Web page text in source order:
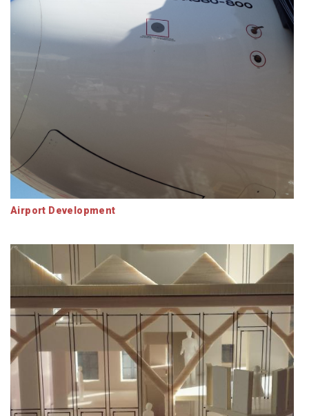
Airport Development